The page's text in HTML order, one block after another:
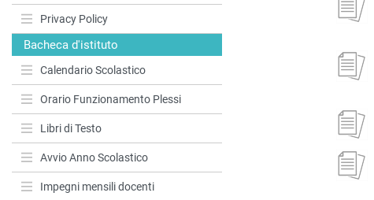
Privacy Policy
Bacheca d'istituto
Calendario Scolastico
Orario Funzionamento Plessi
Libri di Testo
Avvio Anno Scolastico
Impegni mensili docenti